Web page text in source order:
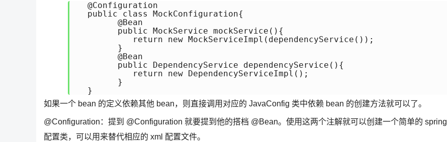
  @Configuration
  public class MockConfiguration{
        @Bean
        public MockService mockService(){
           return new MockServiceImpl(dependencyService());
        }
        @Bean
        public DependencyService dependencyService(){
           return new DependencyServiceImpl();
        }
如果一个 bean 的定义依赖其他 bean，则直接调用对应的 JavaConfig 类中依赖 bean 的创建方法就可以了。
@Configuration：提到 @Configuration 就要提到他的搭档 @Bean。使用这两个注解就可以创建一个简单的 spring
配置类，可以用来替代相应的 xml 配置文件。